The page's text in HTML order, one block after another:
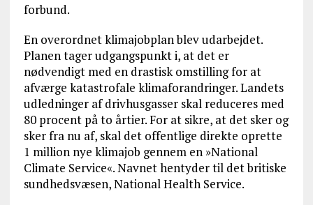
forbund.
En overordnet klimajobplan blev udarbejdet.
Planen tager udgangspunkt i, at det er
nødvendigt med en drastisk omstilling for at
afværge katastrofale klimaforandringer. Landets
udledninger af drivhusgasser skal reduceres med
80 procent på to årtier. For at sikre, at det sker og
sker fra nu af, skal det offentlige direkte oprette
1 million nye klimajob gennem en »National
Climate Service«. Navnet hentyder til det britiske
sundhedsvæsen, National Health Service.